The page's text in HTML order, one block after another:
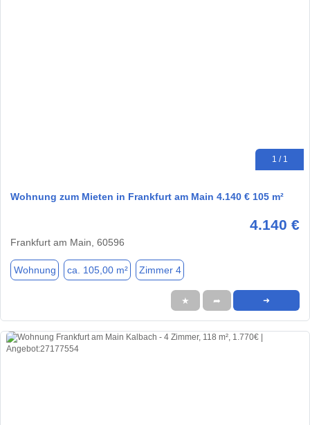
1 / 1
Wohnung zum Mieten in Frankfurt am Main 4.140 € 105 m²
4.140 €
Frankfurt am Main, 60596
Wohnung ca. 105,00 m² Zimmer 4
★ ➦ ➜